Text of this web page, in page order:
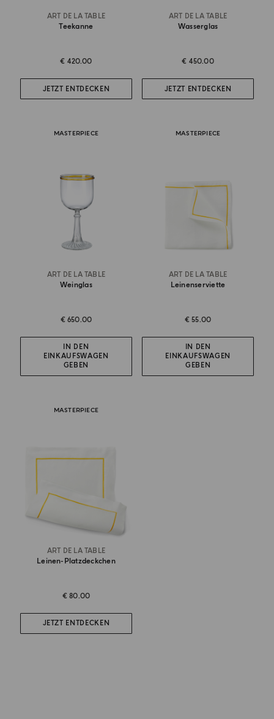
ART DE LA TABLE
Teekanne
€ 420.00
JETZT ENTDECKEN
ART DE LA TABLE
Wasserglas
€ 450.00
JETZT ENTDECKEN
MASTERPIECE
ART DE LA TABLE
Weinglas
€ 650.00
IN DEN
EINKAUFSWAGEN
GEBEN
MASTERPIECE
ART DE LA TABLE
Leinenserviette
€ 55.00
IN DEN
EINKAUFSWAGEN
GEBEN
MASTERPIECE
ART DE LA TABLE
Leinen-Platzdeckchen
€ 80.00
JETZT ENTDECKEN